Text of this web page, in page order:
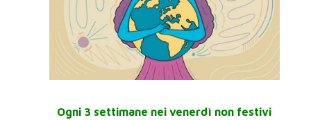
Ogni 3 settimane nei venerdì non festivi